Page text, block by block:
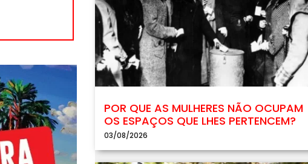
POR QUE AS MULHERES NÃO OCUPAM
OS ESPAÇOS QUE LHES PERTENCEM?
03/08/2026